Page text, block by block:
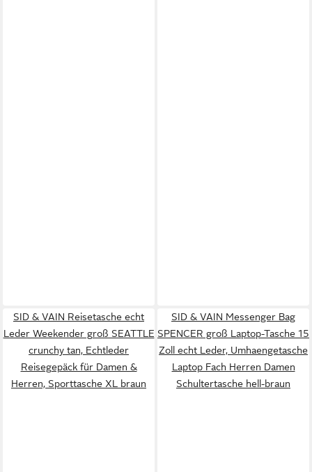
SID & VAIN Reisetasche echt
Leder Weekender groß SEATTLE
crunchy tan, Echtleder
Reisegepäck für Damen &
Herren, Sporttasche XL braun
SID & VAIN Messenger Bag
SPENCER groß Laptop-Tasche 15
Zoll echt Leder, Umhaengetasche
Laptop Fach Herren Damen
Schultertasche hell-braun